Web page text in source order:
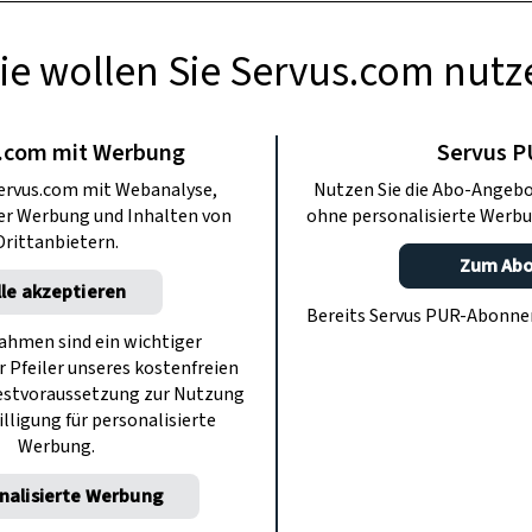
Geschenke
basteln lustige Packerl für den
knallt’s – und alle haben Spaß.
wollen Sie Servus.com
mit Werbung
mit Webanalyse,
Werbung und Inhalten von
akzeptieren
sind ein wichtiger
unseres kostenfreien
zur Nutzung
für personalisierte
Werbung.
Werbung
Servus
Nutzen Sie die Abo-
ohne personalisierte
Zum
Bereits Servus PUR-